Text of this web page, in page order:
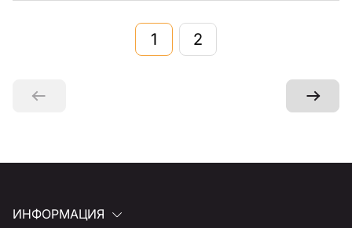
1 2
ИНФОРМАЦИЯ